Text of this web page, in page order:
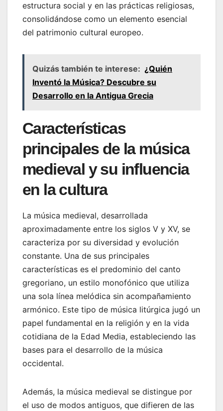
estructura social y en las prácticas religiosas,
consolidándose como un elemento esencial
del patrimonio cultural europeo.
Quizás también te interese: ¿Quién
Inventó la Música? Descubre su
Desarrollo en la Antigua Grecia
Características
principales de la música
medieval y su influencia
en la cultura
La música medieval, desarrollada
aproximadamente entre los siglos V y XV, se
caracteriza por su diversidad y evolución
constante. Una de sus principales
características es el predominio del canto
gregoriano, un estilo monofónico que utiliza
una sola línea melódica sin acompañamiento
armónico. Este tipo de música litúrgica jugó un
papel fundamental en la religión y en la vida
cotidiana de la Edad Media, estableciendo las
bases para el desarrollo de la música
occidental.
Además, la música medieval se distingue por
el uso de modos antiguos, que difieren de las